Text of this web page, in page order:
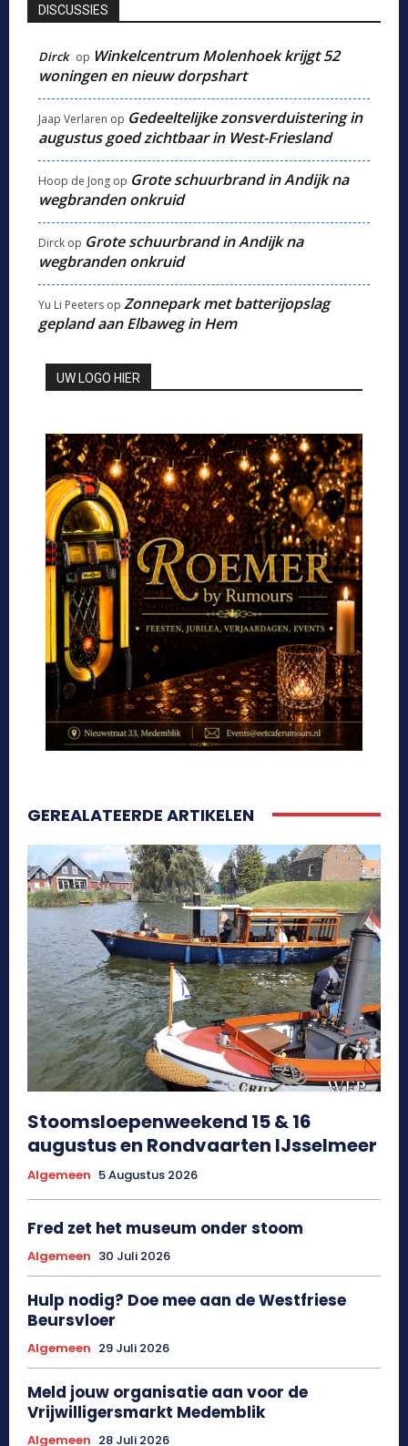
DISCUSSIES
Dirck op Winkelcentrum Molenhoek krijgt 52
woningen en nieuw dorpshart
Jaap Verlaren op Gedeeltelijke zonsverduistering in
augustus goed zichtbaar in West-Friesland
Hoop de Jong op Grote schuurbrand in Andijk na
wegbranden onkruid
Dirck op Grote schuurbrand in Andijk na
wegbranden onkruid
Yu Li Peeters op Zonnepark met batterijopslag
gepland aan Elbaweg in Hem
UW LOGO HIER
GEREALATEERDE ARTIKELEN
Stoomsloepenweekend 15 & 16
augustus en Rondvaarten IJsselmeer
Algemeen 5 Augustus 2026
Fred zet het museum onder stoom
Algemeen 30 Juli 2026
Hulp nodig? Doe mee aan de Westfriese
Beursvloer
Algemeen 29 Juli 2026
Meld jouw organisatie aan voor de
Vrijwilligersmarkt Medemblik
Algemeen 28 Juli 2026